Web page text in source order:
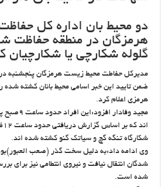
دو محیط بان اداره کل
هرمزگان در منطقه حفاظت
گلوله شکارچی یا
مدیرکل حفاطت محیط زیست هرمزگان پنجشنبه در
ضمن تایید این خبر اسامی محیط بانان کشته شده
هرمزی اعلام کرد.
مجید
شکارگاه تنگه گچ و سیاتک گنو کشته شده اند.
وی ادامه داد:به دلیل سخت گذر (صعب
شدگان انتقال نیافت و نیروی انتطامی نیز برای
شده است.